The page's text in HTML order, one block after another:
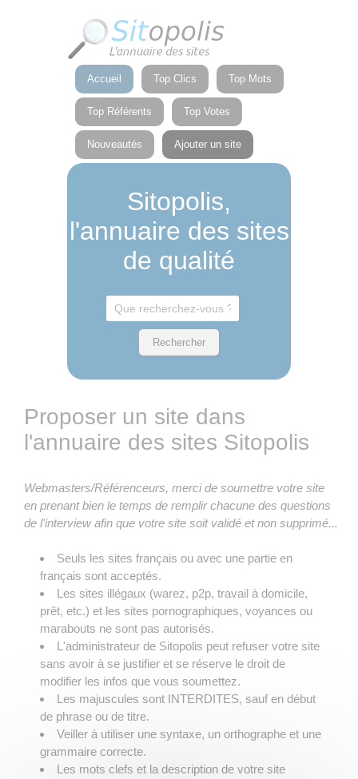
Accueil Top Clics Top Mots
Top Référents Top Votes
Nouveautés Ajouter un site
Sitopolis,
l'annuaire des sites
de qualité
Proposer un site dans
l'annuaire des sites Sitopolis
Webmasters/Référenceurs, merci de soumettre votre site
en prenant bien le temps de remplir chacune des questions
de l'interview afin que votre site soit validé et non supprimé...
Seuls les sites français ou avec une partie en
français sont acceptés.
Les sites illégaux (warez, p2p, travail à domicile,
prêt, etc.) et les sites pornographiques, voyances ou
marabouts ne sont pas autorisés.
L'administrateur de Sitopolis peut refuser votre site
sans avoir à se justifier et se réserve le droit de
modifier les infos que vous soumettez.
Les majuscules sont INTERDITES, sauf en début
de phrase ou de titre.
Veiller à utiliser une syntaxe, un orthographe et une
grammaire correcte.
Les mots clefs et la description de votre site